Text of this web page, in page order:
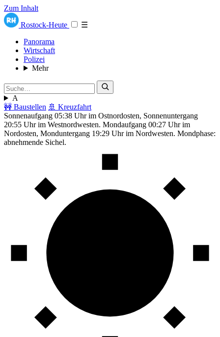
Zum Inhalt
Rostock-Heute
☰
Panorama
Wirtschaft
Polizei
Mehr
A
🚧 Baustellen 🚢 Kreuzfahrt
Sonnenaufgang 05:38 Uhr im Ostnordosten, Sonnenuntergang
20:55 Uhr im Westnordwesten. Mondaufgang 00:27 Uhr im
Nordosten, Monduntergang 19:29 Uhr im Nordwesten. Mondphase:
abnehmende Sichel.